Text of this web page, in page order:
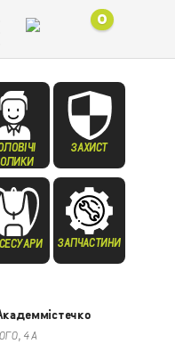
0
ЗАХИСТ
ЗАПЧАСТИНИ
4А